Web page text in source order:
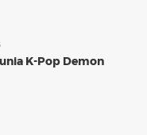
K-Pop Demon